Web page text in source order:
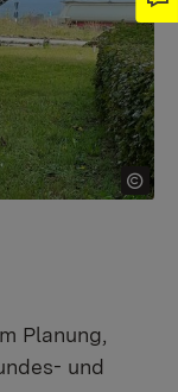
Planung,
und